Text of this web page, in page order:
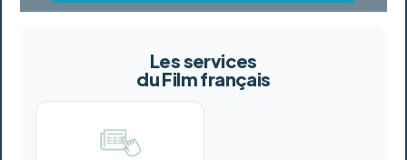
Les services
du Film français